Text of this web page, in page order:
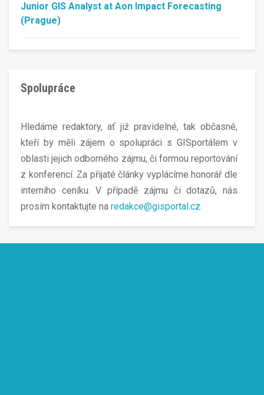
Junior GIS Analyst at Aon Impact Forecasting
(Prague)
Spolupráce
Hledáme redaktory, ať již pravidelné, tak občasné,
kteří by měli zájem o spolupráci s GISportálem v
oblasti jejich odborného zájmu, či formou reportování
z konferencí. Za přijaté články vyplácíme honorář dle
interního ceníku. V případě zájmu či dotazů, nás
prosím kontaktujte na redakce@gisportal.cz.